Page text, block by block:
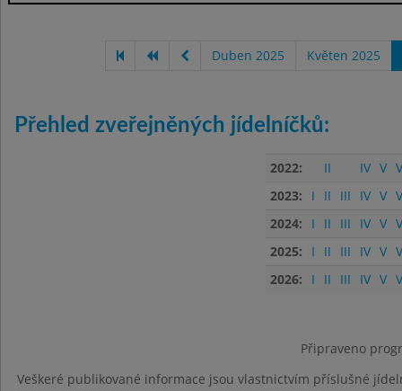
Duben 2025 Květen 2025
Přehled zveřejněných jídelníčků:
2022: II IV V
2023:
I II III IV V
2024:
I II III IV V
2025:
I II III IV V
2026:
I II III IV V
Připraveno
Veškeré publikované informace jsou vlastnictvím příslušné